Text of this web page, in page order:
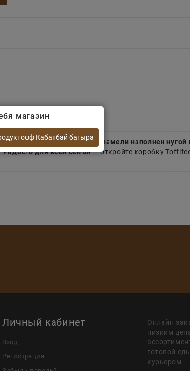
в чашечке из мягкой карамели наполнен нугой
Радость для всей семьи— откройте коробку
Личный кабинет
Вход
Регистрация
Онлайн
низким
готовой
курьером
магазин
Кабанбай батыра